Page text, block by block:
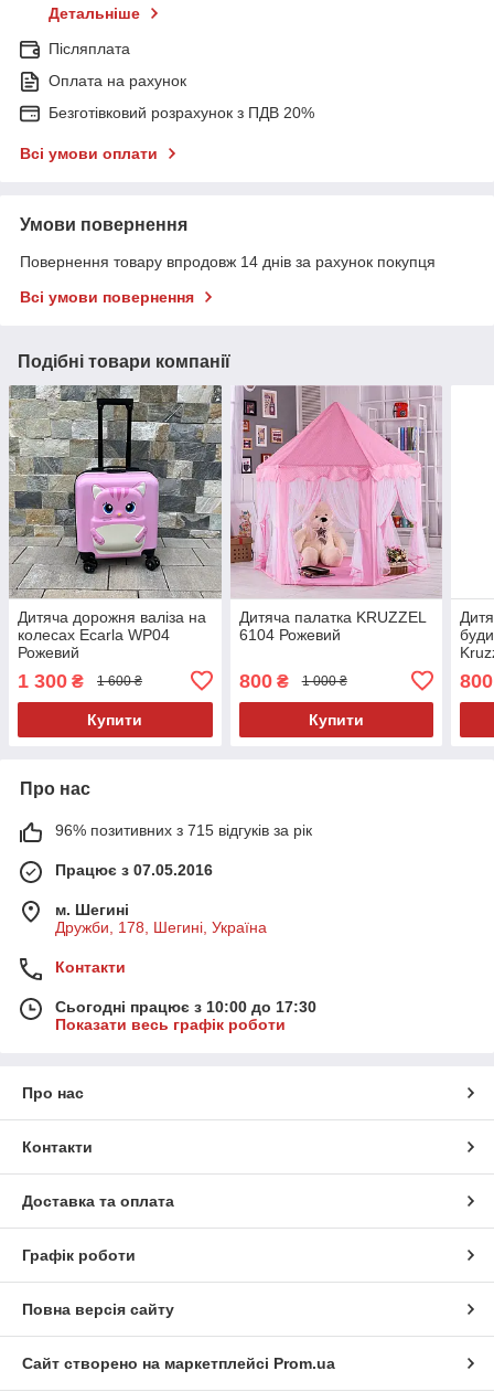
Детальніше
Післяплата
Оплата на рахунок
Безготівковий розрахунок з ПДВ 20%
Всі умови оплати
Умови повернення
Повернення товару впродовж 14 днів за рахунок покупця
Всі умови повернення
Подібні товари компанії
Дитяча дорожня валіза на
колесах Ecarla WP04
Рожевий
1 300 ₴ 1 600 ₴
Купити
Дитяча палатка KRUZZEL
6104 Рожевий
800₴ 1 000 ₴
Купити
800
Про нас
96% позитивних з 715 відгуків за рік
Працює з 07.05.2016
м. Шегині
Дружби, 178, Шегині, Україна
Контакти
Сьогодні працює з 10:00 до 17:30
Показати весь графік роботи
Про нас
Контакти
Доставка та оплата
Графік роботи
Повна версія сайту
Сайт створено на маркетплейсі Prom.ua